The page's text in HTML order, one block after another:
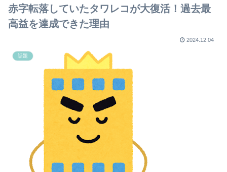
【悲報】東科大医学部卒の美人YouTuber、直美で炎上・・・
SES10年目のワイ、転職するか迷う
これしとくと、後が楽だよ、ってこと
赤字転落していたタワレコが大復活！過去最
高益を達成できた理由
2024.12.04
話題